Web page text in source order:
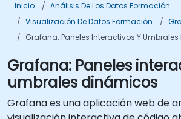
Inicio
Análisis De Los Datos Formación
Visualización De Datos Formación
Grafana: Paneles Interactivos Y
Grafana: Paneles
umbrales dinámicos
Grafana es una aplicación web de